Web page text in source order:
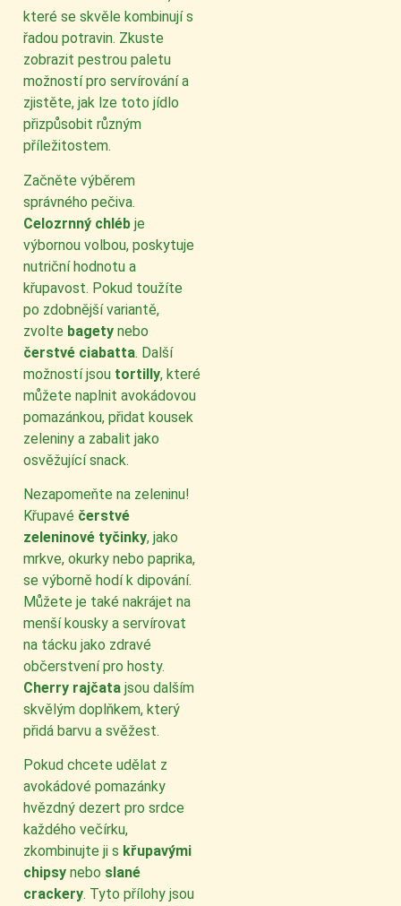
které se skvěle kombinují s
řadou potravin. Zkuste
zobrazit pestrou paletu
možností pro servírování a
zjistěte, jak lze toto jídlo
přizpůsobit různým
příležitostem.
Začněte výběrem
správného pečiva.
Celozrnný chléb je
výbornou volbou, poskytuje
nutriční hodnotu a
křupavost. Pokud toužíte
po zdobnější variantě,
zvolte bagety nebo
čerstvé ciabatta. Další
možností jsou tortilly, které
můžete naplnit avokádovou
pomazánkou, přidat kousek
zeleniny a zabalit jako
osvěžující snack.
Nezapomeňte na zeleninu!
Křupavé čerstvé
zeleninové tyčinky, jako
mrkve, okurky nebo paprika,
se výborně hodí k dipování.
Můžete je také nakrájet na
menší kousky a servírovat
na tácku jako zdravé
občerstvení pro hosty.
Cherry rajčata jsou dalším
skvělým doplňkem, který
přidá barvu a svěžest.
Pokud chcete udělat z
avokádové pomazánky
hvězdný dezert pro srdce
každého večírku,
zkombinujte ji s křupavými
chipsy nebo slané
crackery. Tyto přílohy jsou